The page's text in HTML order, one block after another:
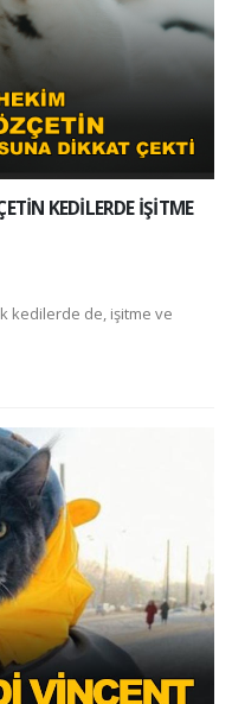
KEDİLERDE İŞİTME
kedilerde de, işitme ve